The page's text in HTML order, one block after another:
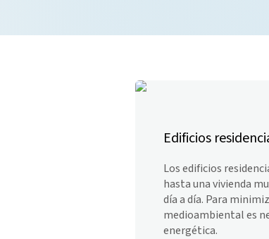
Edificios
Los edificios
hasta una vivienda
día a día. Para
medioambiental es
energética.